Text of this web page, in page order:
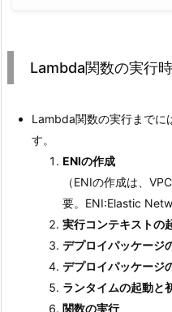
Lambda関数の実行
Lambda関数の実行までに
す。
ENIの作成
（ENIの作成は、
要。ENI:Elastic
実行コンテキストの
デプロイパッケージ
デプロイパッケージ
ランタイムの起動と
関数の実行